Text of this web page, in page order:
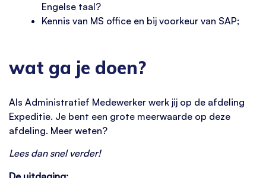
Engelse taal?
Kennis van MS office en bij voorkeur van SAP;
wat ga je doen?
Als Administratief Medewerker werk jij op de afdeling
Expeditie. Je bent een grote meerwaarde op deze
afdeling. Meer weten?
Lees dan snel verder!